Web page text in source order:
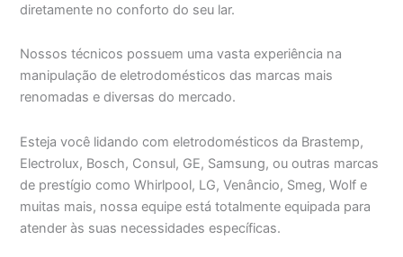
diretamente no conforto do seu lar.
Nossos técnicos possuem uma vasta experiência na
manipulação de eletrodomésticos das marcas mais
renomadas e diversas do mercado.
Esteja você lidando com eletrodomésticos da Brastemp,
Electrolux, Bosch, Consul, GE, Samsung, ou outras marcas
de prestígio como Whirlpool, LG, Venâncio, Smeg, Wolf e
muitas mais, nossa equipe está totalmente equipada para
atender às suas necessidades específicas.